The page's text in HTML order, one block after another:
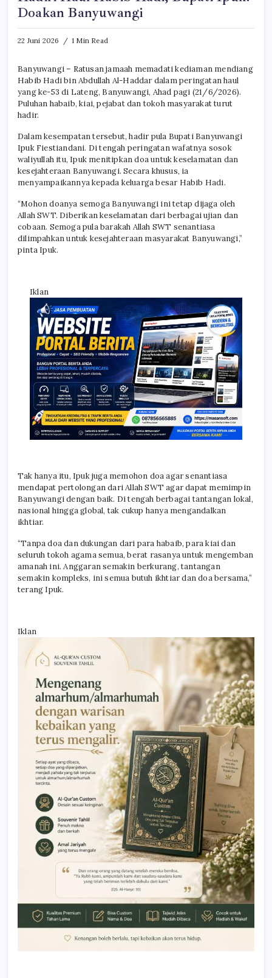
Doakan Banyuwangi
22 Juni 2026 1 Min Read
Banyuwangi – Ratusan jamaah memadati kediaman mendiang
Habib Hadi bin Abdullah Al-Haddar dalam peringatan haul
yang ke-53 di Lateng, Banyuwangi, Ahad pagi (21/6/2026).
Puluhan habaib, kiai, pejabat dan tokoh masyarakat turut
hadir.
Dalam kesempatan tersebut, hadir pula Bupati Banyuwangi
Ipuk Fiestiandani. Di tengah peringatan wafatnya sosok
waliyullah itu, Ipuk menitipkan doa untuk keselamatan dan
kesejahteraan Banyuwangi. Secara khusus, ia
menyampaikannya kepada keluarga besar Habib Hadi.
“Mohon doanya semoga Banyuwangi ini tetap dijaga oleh
Allah SWT. Diberikan keselamatan dari berbagai ujian dan
cobaan. Semoga pula barakah Allah SWT senantiasa
dilimpahkan untuk kesejahteraan masyarakat Banyuwangi,”
pinta Ipuk.
Iklan
Tak hanya itu, Ipuk juga memohon doa agar senantiasa
mendapat pertolongan dari Allah SWT agar dapat memimpin
Banyuwangi dengan baik. Di tengah berbagai tantangan lokal,
nasional hingga global, tak cukup hanya mengandalkan
ikhtiar.
“Tanpa doa dan dukungan dari para habaib, para kiai dan
seluruh tokoh agama semua, berat rasanya untuk mengemban
amanah ini. Anggaran semakin berkurang, tantangan
semakin kompleks, ini semua butuh ikhtiar dan doa bersama,”
terang Ipuk.
Iklan